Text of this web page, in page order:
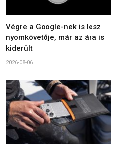
Végre a Google-nek is lesz
nyomkövetője, már az ára is
kiderült
2026-08-06